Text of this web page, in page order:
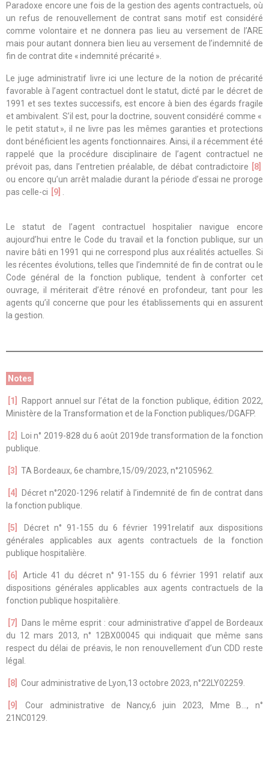
Paradoxe encore une fois de la gestion des agents contractuels, où
un refus de renouvellement de contrat sans motif est considéré
comme volontaire et ne donnera pas lieu au versement de l’ARE
mais pour autant donnera bien lieu au versement de l’indemnité de
fin de contrat dite « indemnité précarité ».
Le juge administratif livre ici une lecture de la notion de précarité
favorable à l’agent contractuel dont le statut, dicté par le décret de
1991 et ses textes successifs, est encore à bien des égards fragile
et ambivalent. S’il est, pour la doctrine, souvent considéré comme «
le petit statut », il ne livre pas les mêmes garanties et protections
dont bénéficient les agents fonctionnaires. Ainsi, il a récemment été
rappelé que la procédure disciplinaire de l’agent contractuel ne
prévoit pas, dans l’entretien préalable, de débat contradictoire
[8]
ou encore qu’un arrêt maladie durant la période d’essai ne proroge
pas celle-ci
[9]
Le statut de l’agent contractuel hospitalier navigue encore
aujourd’hui entre le Code du travail et la fonction publique, sur un
navire bâti en 1991 qui ne correspond plus aux réalités actuelles. Si
les récentes évolutions, telles que l’indemnité de fin de contrat ou le
Code général de la fonction publique, tendent à conforter cet
ouvrage, il mériterait d’être rénové en profondeur, tant pour les
agents qu’il concerne que pour les établissements qui en assurent
la gestion.
Notes
[1]
Rapport annuel sur l’état de la fonction publique, édition 2022,
Ministère de la Transformation et de la Fonction publiques/DGAFP.
[2]
Loi n° 2019-828 du 6 août 2019de transformation de la fonction
publique.
[3] TA Bordeaux, 6e chambre,15/09/2023, n°2105962.
[4]
Décret n°2020-1296 relatif à l’indemnité de fin de contrat dans
la fonction publique.
[5]
Décret n° 91-155 du 6 février 1991relatif aux dispositions
générales applicables aux agents contractuels de la fonction
publique hospitalière.
[6]
Article 41 du décret n° 91-155 du 6 février 1991 relatif aux
dispositions générales applicables aux agents contractuels de la
fonction publique hospitalière.
[7]
Dans le même esprit : cour administrative d’appel de Bordeaux
du 12 mars 2013, n° 12BX00045 qui indiquait que même sans
respect du délai de préavis, le non renouvellement d’un CDD reste
légal.
[8] Cour administrative de Lyon,13 octobre 2023, n°22LY02259.
[9]
Cour administrative de Nancy,6 juin 2023, Mme B…, n°
21NC0129.